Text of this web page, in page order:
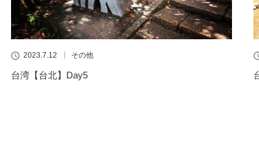
2023.7.12 その他
台湾【台北】Day5